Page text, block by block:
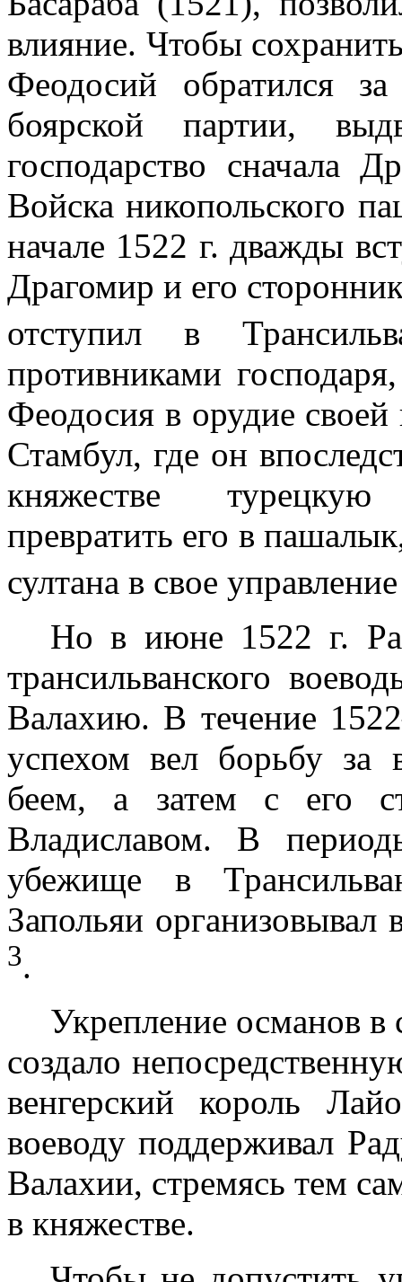
влияние. Чтобы
Феодосий обратился
боярской партии,
господарство сначала
Войска никопольского
начале 1522 г. дваж­ды
Драгомир и его
отступил в
противниками
Феодосия в орудие своей
Стамбул, где он
княжестве
превратить его в
султана в свое
Но в июне 1522 г.
трансильван­ского
Валахию. В течение
успехом вел борьбу за
беем, а затем с его
Владиславом. В
убежище в
Запольяи
3.
Укрепление османов в
создало
венгерский ко­роль
воеводу поддерживал
Валахии, стремясь тем
в княжестве.